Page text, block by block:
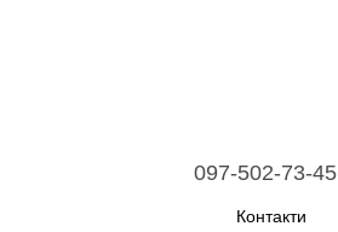
097-502-73-45
Контакти